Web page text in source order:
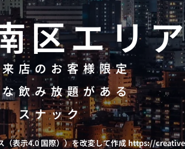
区エリ
店のお客様限定
飲み放題がある
スナック
（表示4.0 国際））を改変して作成 https://